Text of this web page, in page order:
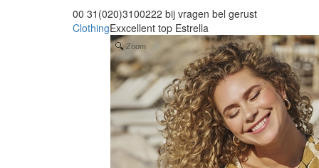
00 31(020)3100222 bij vragen bel gerust
ClothingExxcellent top Estrella
Zoom